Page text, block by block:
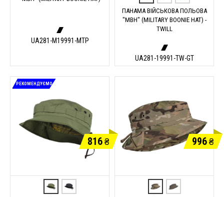
UA281-M19991-MTP
ПАНАМА ВІЙСЬКОВА ПОЛЬОВА
"MBH" (MILITARY BOONIE HAT) -
TWILL
UA281-19991-TW-GT
РЕКОМЕНДУЄМО
816₴ 996₴